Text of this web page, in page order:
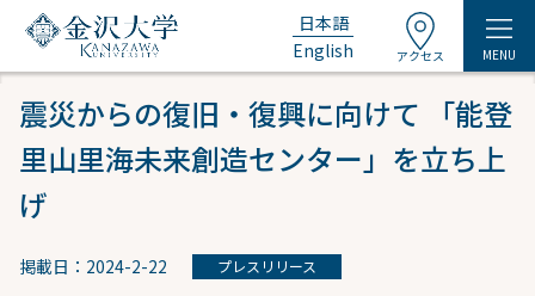
日本語
English
アクセス MENU
震災からの復旧・復興に向けて 「能登
里山里海未来創造センター」を立ち上
げ
掲載日：2024-2-22 プレスリリース